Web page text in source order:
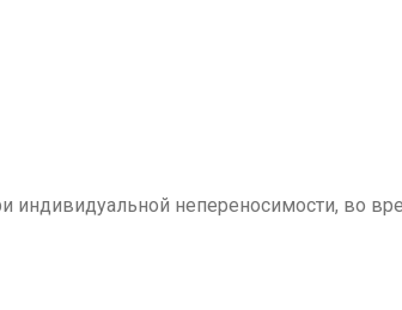
непереносимости, во